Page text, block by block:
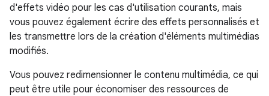
d'effets vidéo pour les cas d'utilisation courants, mais
vous pouvez également écrire des effets personnalisés et
les transmettre lors de la création d'éléments multimédias
modifiés.
Vous pouvez redimensionner le contenu multimédia, ce qui
peut être utile pour économiser des ressources de